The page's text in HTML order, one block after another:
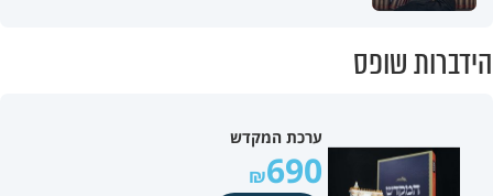
הידברות שופס
ערכת המקדש
690